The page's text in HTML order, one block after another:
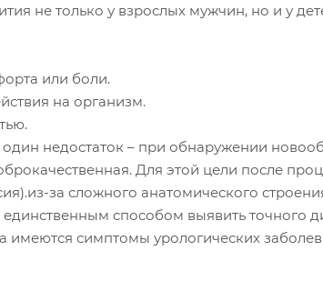
не только у взрослых мужчин, но и у
или боли.
на организм.
недостаток – при обнаружении
Для этой цели после
за сложного анатомического
способом выявить точного
имеются симптомы урологических